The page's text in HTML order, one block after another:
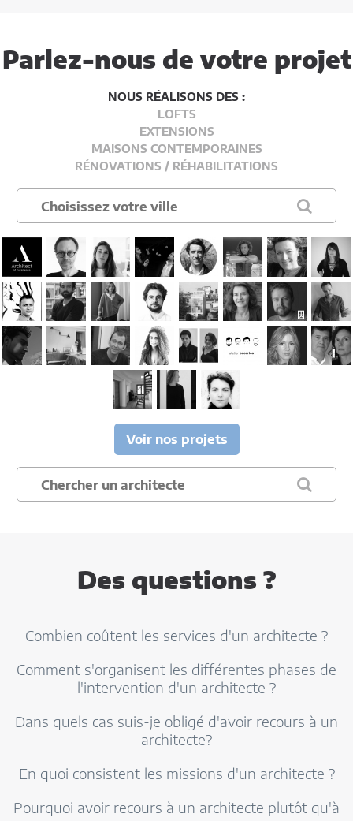
Parlez-nous de votre projet
NOUS RÉALISONS DES :
LOFTS
EXTENSIONS
MAISONS CONTEMPORAINES
RÉNOVATIONS / RÉHABILITATIONS
Voir nos projets
Des questions ?
Combien coûtent les services d'un architecte ?
Comment s'organisent les différentes phases de
l'intervention d'un architecte ?
Dans quels cas suis-je obligé d'avoir recours à un
architecte?
En quoi consistent les missions d'un architecte ?
Pourquoi avoir recours à un architecte plutôt qu'à